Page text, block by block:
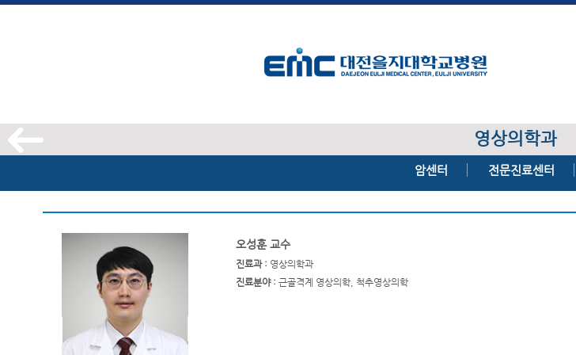
영상의학과
암센터 전문진료센터
오성훈 교수
진료과 : 영상의학과
진료분야 : 근골격계 영상의학, 척추영상의학